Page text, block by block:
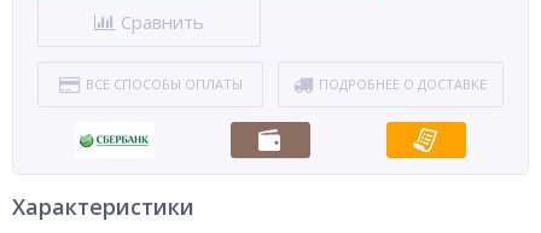
Сравнить
ВСЕ СПОСОБЫ ОПЛАТЫ ПОДРОБНЕЕ О ДОСТАВКЕ
Характеристики